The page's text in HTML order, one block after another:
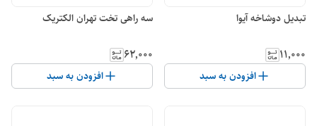
تبدیل دوشاخه آیوا
۱۱٬۰۰۰
افزودن به سبد
سه راهی تخت تهران الکتریک
۶۲٬۰۰۰
افزودن به سبد